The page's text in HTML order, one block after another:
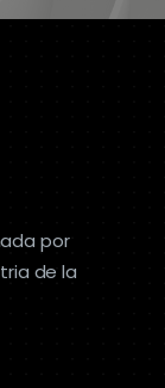
por
de la